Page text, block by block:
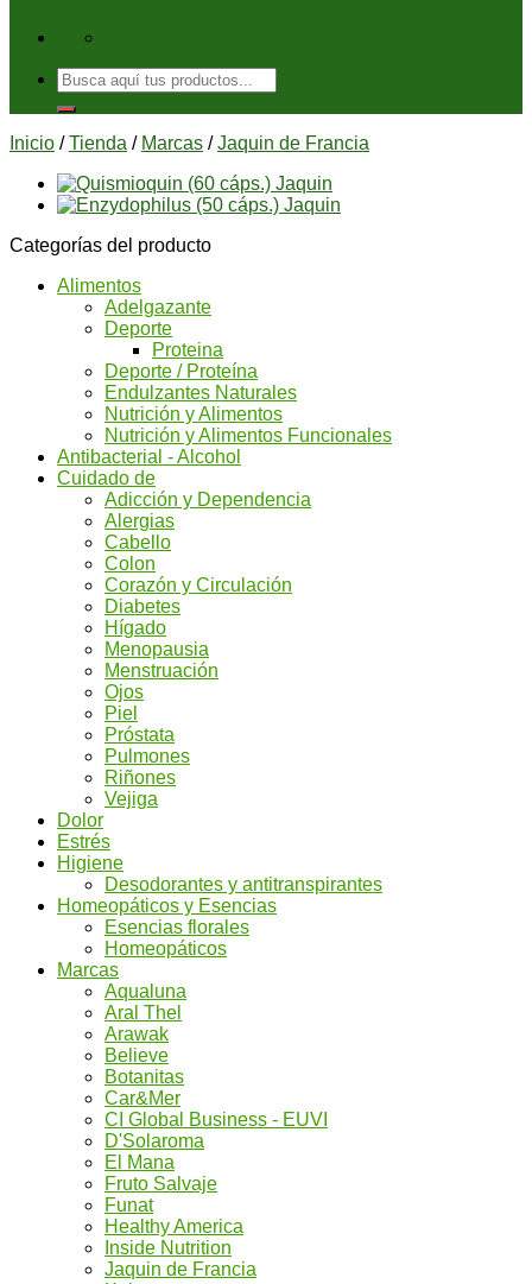
Buscar
por:
Inicio / Tienda / Marcas / Jaquin de Francia
Categorías del producto
Alimentos
Adelgazante
Deporte
Proteina
Deporte / Proteína
Endulzantes Naturales
Nutrición y Alimentos
Nutrición y Alimentos Funcionales
Antibacterial - Alcohol
Cuidado de
Adicción y Dependencia
Alergias
Cabello
Colon
Corazón y Circulación
Diabetes
Hígado
Menopausia
Menstruación
Ojos
Piel
Próstata
Pulmones
Riñones
Vejiga
Dolor
Estrés
Higiene
Desodorantes y antitranspirantes
Homeopáticos y Esencias
Esencias florales
Homeopáticos
Marcas
Aqualuna
Aral Thel
Arawak
Believe
Botanitas
Car&Mer
CI Global Business - EUVI
D'Solaroma
El Mana
Fruto Salvaje
Funat
Healthy America
Inside Nutrition
Jaquin de Francia